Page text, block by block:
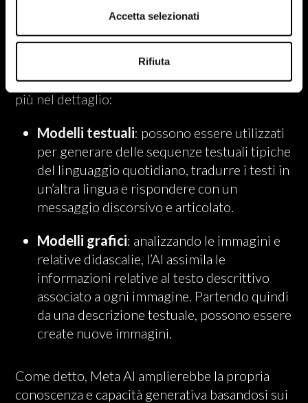
Accetta selezionati
Rifiuta
all’utente questo strumento?
L’AI generativa può essere utilizzata per diverse
attività, principalmente due: la
modelli per testi e immagini. Andiamo un po’
più nel dettaglio:
Modelli testuali: possono essere utilizzati
per generare delle sequenze testuali tipiche
del linguaggio quotidiano, tradurre i testi in
un’altra lingua e rispondere con un
messaggio discorsivo e articolato.
Modelli grafici: analizzando le immagini e
relative didascalie, l’AI assimila le
informazioni relative al testo descrittivo
associato a ogni immagine. Partendo quindi
da una descrizione testuale, possono essere
create nuove immagini.
Come detto, Meta AI amplierebbe la propria
conoscenza e capacità generativa basandosi sui